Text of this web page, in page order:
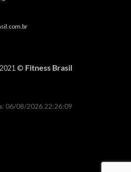
© Fitness Brasil
06/08/2026 22:26:09